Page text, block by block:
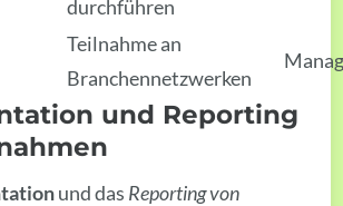
durchführen
Teilnahme an
Branchennetzwerken
und Reporting
und das Reporting von